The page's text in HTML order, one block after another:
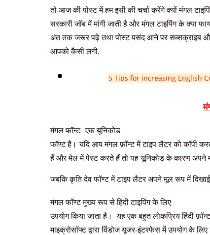
तो आज की पोस्ट में हम इसी की चर्चा करेंगे क्यों मंगल
सरकारी जॉब में मांगी जाती है और मंगल टाइपिंग के क्या
अंत तक जरूर पढ़े तथा पोस्ट पसंद आने पर सब्सक्राइब
आपको कैसी लगी.
5 Tips for increasing English
मंगल फॉन्ट एक यूनिकोड
फॉण्ट है। यदि आप मंगल फ़ॉन्ट में टाइप लैटर को कॉपी
हैं और मेल में पेस्ट करते हैं तो यह यूनिकोड के कारण अपने
जबकि कृति देव फॉण्ट में टाइप लैटर अपने मूल रूप में दिखाई
मंगल फॉण्ट मुख्य रूप से हिंदी टाइपिंग के लिए
उपयोग किया जाता है।
यह एक बहुत लोकप्रिय हिंदी
माइक्रोसॉफ्ट द्वारा विंडोज यूजर-इंटरफेस में उपयोग के